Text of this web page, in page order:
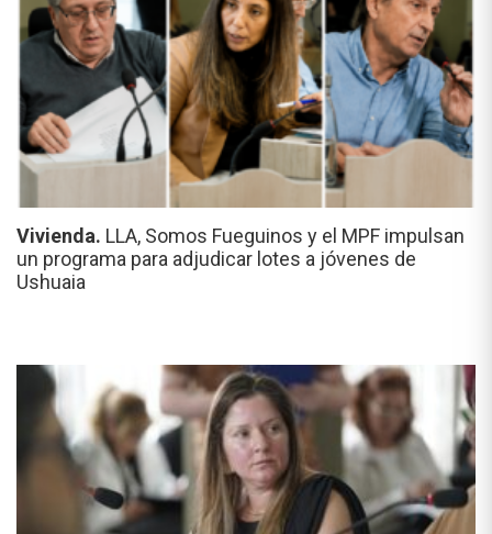
Vivienda. LLA, Somos Fueguinos y el MPF impulsan
un programa para adjudicar lotes a jóvenes de
Ushuaia